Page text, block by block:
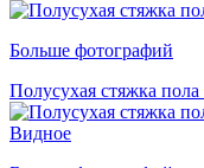
Больше фотографий
Полусухая стяжка пола